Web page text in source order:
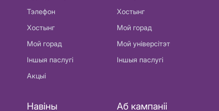
Тэлефон
Хостынг
Мой горад
Іншыя паслугі
Акцыі
Хостынг
Мой горад
Мой універсітэт
Іншыя паслугі
Навіны Аб кампаніі